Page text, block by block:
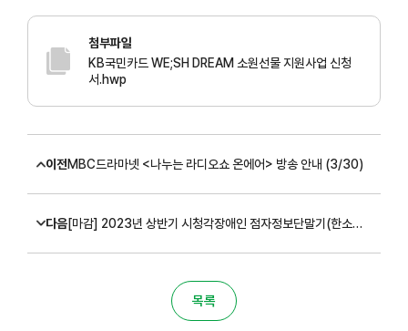
첨부파일
KB국민카드 WE;SH DREAM 소원선물 지원사업 신청
서.hwp
이전MBC드라마넷 <나누는 라디오쇼 온에어> 방송 안내 (3/30)
다음 [마감] 2023년 상반기 시청각장애인 점자정보단말기(한소네6) 지원사업 신청자 모집 (~4/7)
목록